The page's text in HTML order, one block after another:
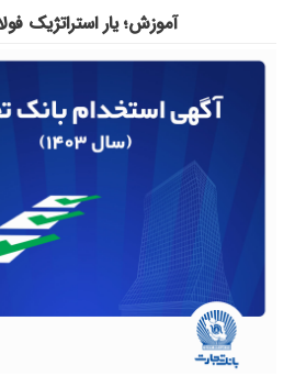
آموزش؛ یار استراتژیک